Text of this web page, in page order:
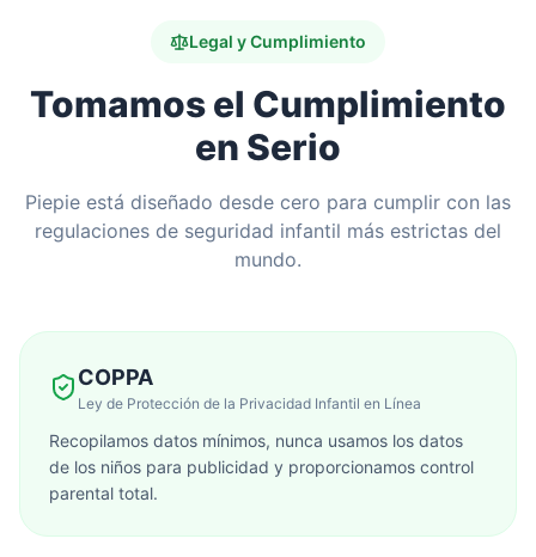
Legal y Cumplimiento
Tomamos el Cumplimiento
en Serio
Piepie está diseñado desde cero para cumplir con las
regulaciones de seguridad infantil más estrictas del
mundo.
COPPA
Ley de Protección de la Privacidad Infantil en Línea
Recopilamos datos mínimos, nunca usamos los datos
de los niños para publicidad y proporcionamos control
parental total.